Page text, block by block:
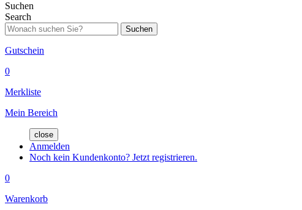
Suchen
Search
Suchen
Gutschein
0
Merkliste
Mein Bereich
close
Anmelden
Noch kein Kundenkonto? Jetzt registrieren.
0
Warenkorb